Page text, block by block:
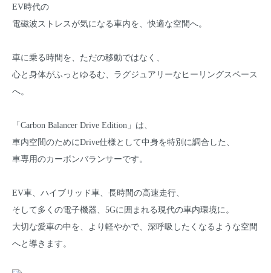
EV時代の
電磁波ストレスが気になる車内を、快適な空間へ。
車に乗る時間を、ただの移動ではなく、
心と身体がふっとゆるむ、ラグジュアリーなヒーリングスペース
へ。
「Carbon Balancer Drive Edition」は、
車内空間のためにDrive仕様として中身を特別に調合した、
車専用のカーボンバランサーです。
EV車、ハイブリッド車、長時間の高速走行、
そして多くの電子機器、5Gに囲まれる現代の車内環境に。
大切な愛車の中を、より軽やかで、深呼吸したくなるような空間
へと導きます。